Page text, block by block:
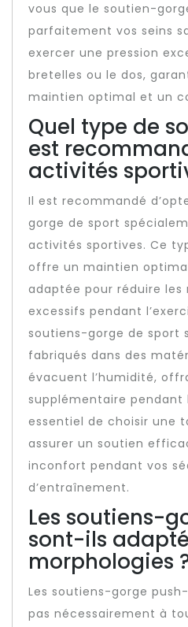
vous que le soutien-
parfaitement vos seins
exercer une pression
bretelles ou le dos,
maintien optimal et un
Quel type de
est
activités
Il est recommandé
gorge de sport
activités sportives. Ce
offre un maintien
adaptée pour réduire les
excessifs pendant
soutiens-gorge de sport
fabriqués dans des
évacuent l’humidité,
supplémentaire pendant
essentiel de choisir une
assurer un soutien
inconfort pendant vos
d’entraînement.
Les soutiens-
sont-ils
morphologies
Les soutiens-gorge
pas nécessairement à